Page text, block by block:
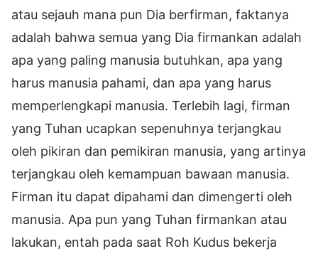
atau sejauh mana pun Dia berfirman, faktanya
adalah bahwa semua yang Dia firmankan adalah
apa yang paling manusia butuhkan, apa yang
harus manusia pahami, dan apa yang harus
memperlengkapi manusia. Terlebih lagi, firman
yang Tuhan ucapkan sepenuhnya terjangkau
oleh pikiran dan pemikiran manusia, yang artinya
terjangkau oleh kemampuan bawaan manusia.
Firman itu dapat dipahami dan dimengerti oleh
manusia. Apa pun yang Tuhan firmankan atau
lakukan, entah pada saat Roh Kudus bekerja